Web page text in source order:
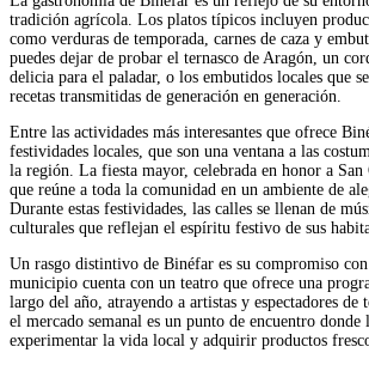
tradición agrícola. Los platos típicos incluyen
como verduras de temporada, carnes de caza y
puedes dejar de probar el ternasco de Aragón, un
delicia para el paladar, o los embutidos locales que
recetas transmitidas de generación en generación.
Entre las actividades más interesantes que ofrece
festividades locales, que son una ventana a las
la región. La fiesta mayor, celebrada en honor a San
que reúne a toda la comunidad en un ambiente de
Durante estas festividades, las calles se llenan de
culturales que reflejan el espíritu festivo de sus
Un rasgo distintivo de Binéfar es su compromiso
municipio cuenta con un teatro que ofrece una
largo del año, atrayendo a artistas y espectadores de
el mercado semanal es un punto de encuentro donde
experimentar la vida local y adquirir productos